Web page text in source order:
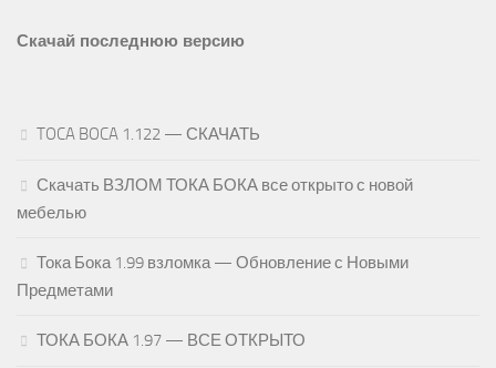
Скачай последнюю версию
TOCA BOCA 1.122 — СКАЧАТЬ
Скачать ВЗЛОМ ТОКА БОКА все открыто с новой
мебелью
Тока Бока 1.99 взломка — Обновление с Новыми
Предметами
ТОКА БОКА 1.97 — ВСЕ ОТКРЫТО